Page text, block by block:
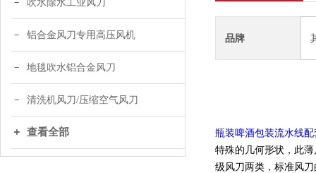
吹水除水工业风刀
铝合金风刀专用高压风机
地毯吹水铝合金风刀
清洗机风刀/压缩空气风刀
查看全部
品牌
瓶装啤酒包装流水线
特殊的几何形状，此
级风刀两类，标准风